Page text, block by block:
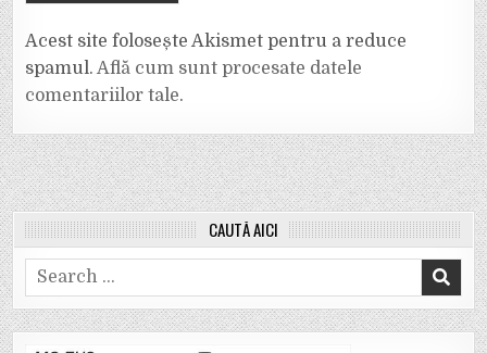
Acest site folosește Akismet pentru a reduce
spamul. Află cum sunt procesate datele
comentariilor tale.
CAUTĂ AICI
Search
for: